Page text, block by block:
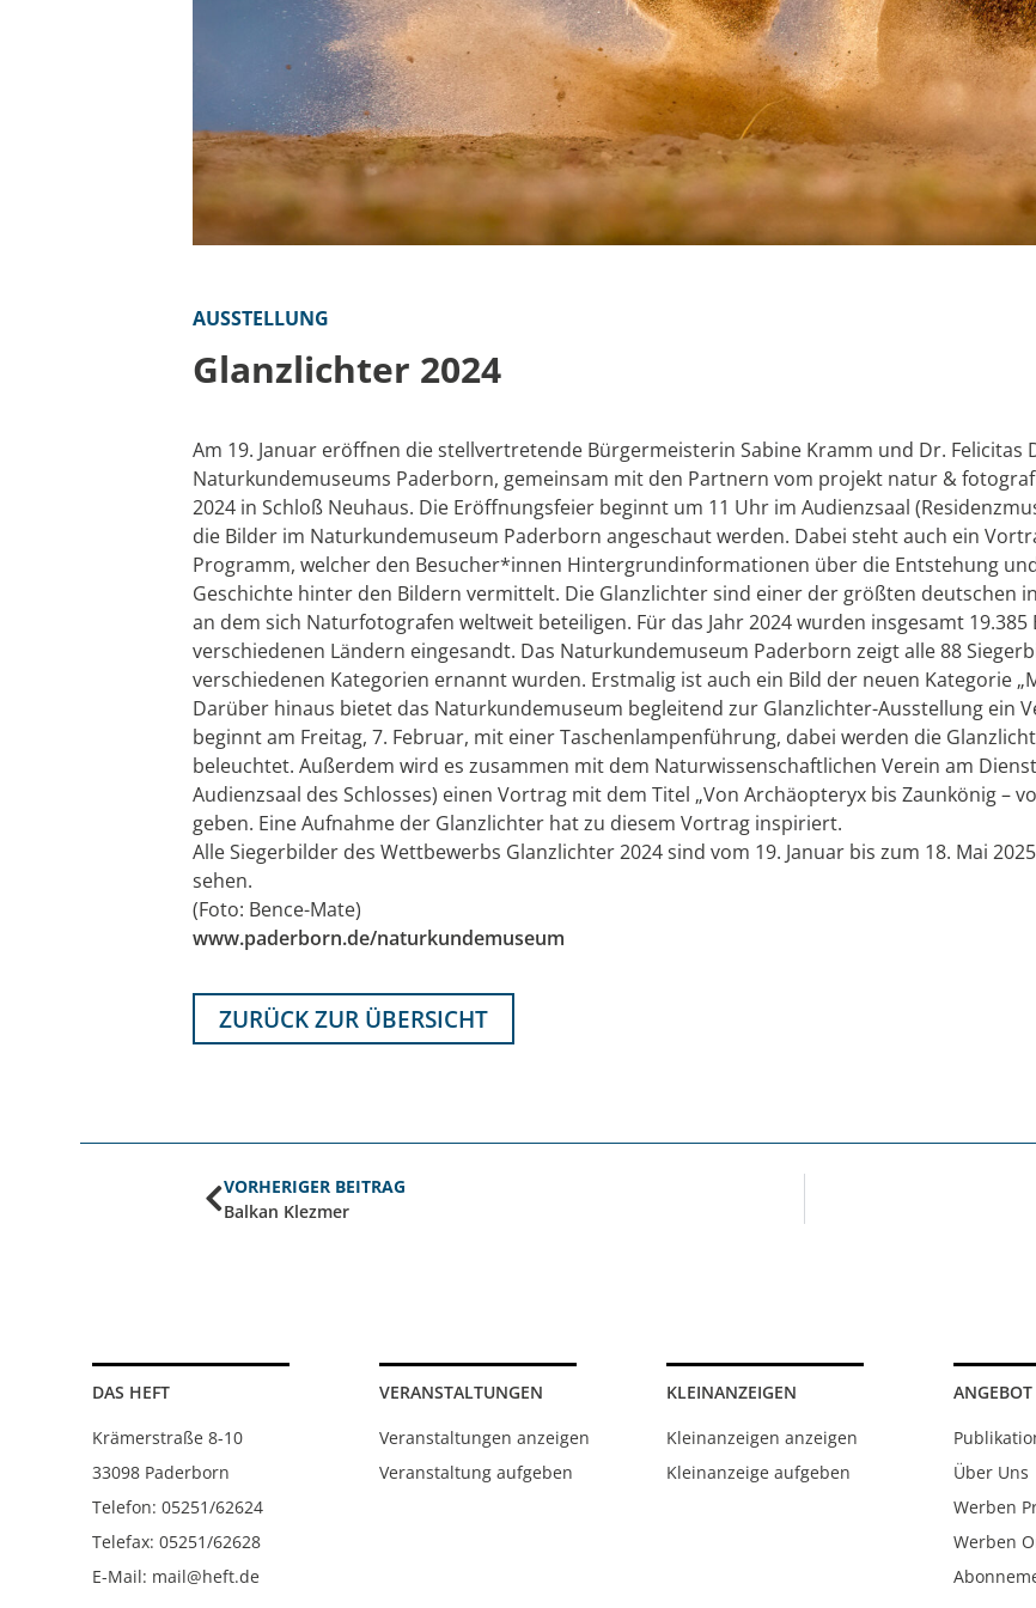
AUSSTELLUNG
Glanzlichter 2024
Am 19. Januar eröffnen die stellvertretende Bürgermeisterin Sabine Kramm und Dr. Felicitas
Naturkundemuseums Paderborn, gemeinsam mit den Partnern vom projekt natur &
2024 in Schloß Neuhaus. Die Eröffnungsfeier beginnt um 11 Uhr im Audienzsaal
die Bilder im Naturkundemuseum Paderborn angeschaut werden. Dabei steht auch ein
Programm, welcher den Besucher*innen Hintergrundinformationen über die Entstehung
Geschichte hinter den Bildern vermittelt. Die Glanzlichter sind einer der größten deutschen
an dem sich Naturfotografen weltweit beteiligen. Für das Jahr 2024 wurden insgesamt
verschiedenen Ländern eingesandt. Das Naturkundemuseum Paderborn zeigt alle 88
verschiedenen Kategorien ernannt wurden. Erstmalig ist auch ein Bild der neuen Kategorie
Darüber hinaus bietet das Naturkundemuseum begleitend zur Glanzlichter-Ausstellung ein
beginnt am Freitag, 7. Februar, mit einer Taschenlampenführung, dabei werden die
beleuchtet. Außerdem wird es zusammen mit dem Naturwissenschaftlichen Verein am
Audienzsaal des Schlosses) einen Vortrag mit dem Titel „Von Archäopteryx bis Zaunkönig –
geben. Eine Aufnahme der Glanzlichter hat zu diesem Vortrag inspiriert.
Alle Siegerbilder des Wettbewerbs Glanzlichter 2024 sind vom 19. Januar bis zum 18. Mai
sehen.
(Foto: Bence-Mate)
www.paderborn.de/naturkundemuseum
ZURÜCK ZUR ÜBERSICHT
VORHERIGER BEITRAG
Balkan Klezmer
DAS HEFT
Krämerstraße 8-10
33098 Paderborn
Telefon: 05251/62624
Telefax: 05251/62628
E-Mail: mail@heft.de
VERANSTALTUNGEN
Veranstaltungen anzeigen
Veranstaltung aufgeben
KLEINANZEIGEN
Kleinanzeigen anzeigen
Kleinanzeige aufgeben
ANGEBOT
Über Uns
Werben
Werben